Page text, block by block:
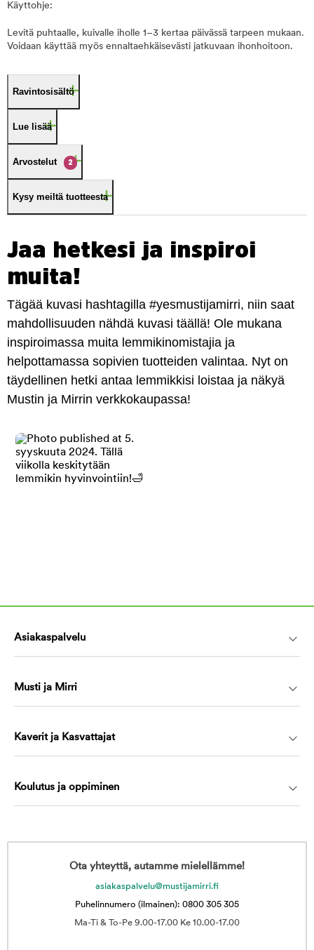
Käyttohje:
Levitä puhtaalle, kuivalle iholle 1–3 kertaa päivässä tarpeen mukaan.
Voidaan käyttää myös ennaltaehkäisevästi jatkuvaan ihonhoitoon.
Ravintosisältö
Lue lisää
Arvostelut 2
Kysy meiltä tuotteesta
Jaa hetkesi ja inspiroi
muita!
Tägää kuvasi hashtagilla #yesmustijamirri, niin saat
mahdollisuuden nähdä kuvasi täällä! Ole mukana
inspiroimassa muita lemmikinomistajia ja
helpottamassa sopivien tuotteiden valintaa. Nyt on
täydellinen hetki antaa lemmikkisi loistaa ja näkyä
Mustin ja Mirrin verkkokaupassa!
Asiakaspalvelu
Musti ja Mirri
Kaverit ja Kasvattajat
Koulutus ja oppiminen
Ota yhteyttä, autamme mielellämme!
asiakaspalvelu@mustijamirri.fi
Puhelinnumero (ilmainen): 0800 305 305
Ma-Ti & To-Pe 9.00-17.00 Ke 10.00-17.00